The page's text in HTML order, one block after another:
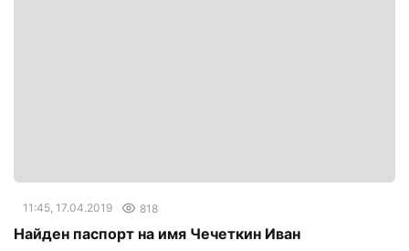
11:45, 17.04.2019 818
Найден паспорт на имя Чечеткин Иван